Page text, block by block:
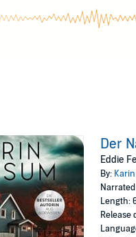
Der
Eddie
By:
Length:
Release